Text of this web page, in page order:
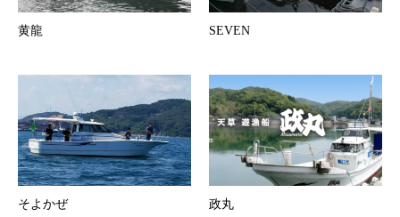
黄龍 SEVEN
そよかぜ 政丸